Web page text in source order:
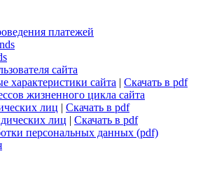
платежей
сайта
характеристики сайта | Скачать в pdf
жизненного цикла сайта
лиц | Скачать в pdf
лиц | Скачать в pdf
персональных данных (pdf)